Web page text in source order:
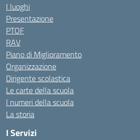
I luoghi
Presentazione
PTOF
RAV
Piano di Miglioramento
Organizzazione
Dirigente scolastica
Le carte della scuola
I numeri della scuola
La storia
I Servizi